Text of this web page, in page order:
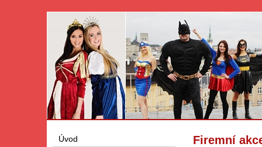
Firemní
Úvod